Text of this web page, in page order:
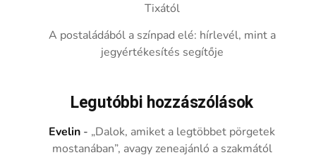
Tixától
A postaládából a színpad elé: hírlevél, mint a
jegyértékesítés segítője
Legutóbbi hozzászólások
Evelin - „Dalok, amiket a legtöbbet pörgetek
mostanában”, avagy zeneajánló a szakmától